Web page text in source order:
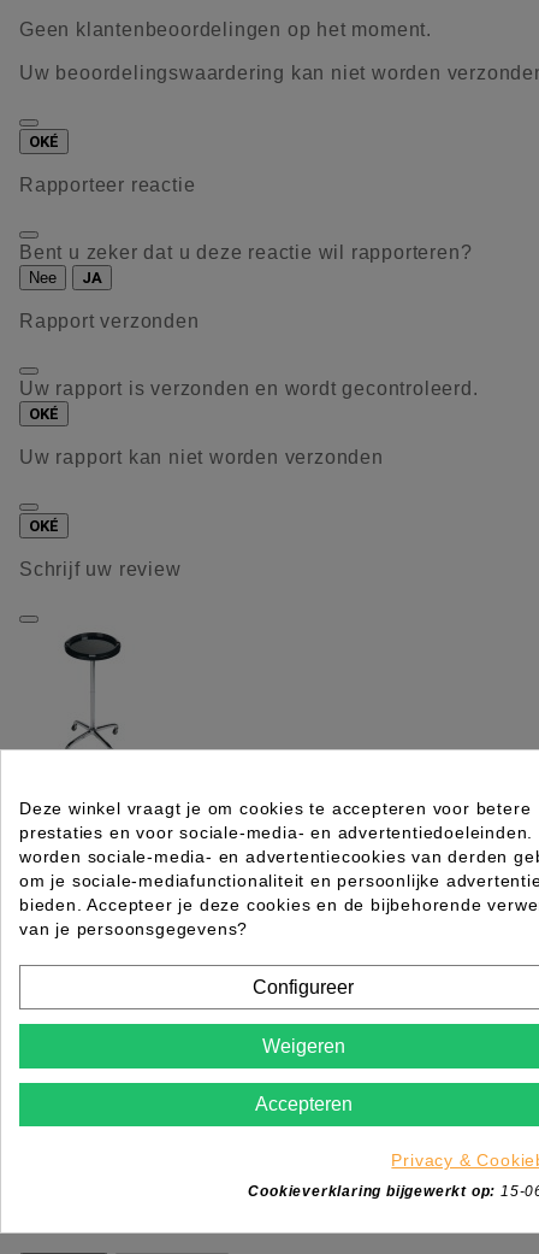
Geen klantenbeoordelingen op het moment.
Uw beoordelingswaardering kan niet worden
OKÉ
Rapporteer reactie
Bent u zeker dat u deze reactie wil rapporteren?
Nee JA
Rapport verzonden
Uw rapport is verzonden en wordt gecontroleerd.
OKÉ
Uw rapport kan niet worden verzonden
OKÉ
Schrijf uw review
WERKWAGEN ESCORT ROND ZWART SIBEL
Rating forQuality
Please choose a rating for your review.
Uw beoordeling
Enim quis fugiat consequat elit minim nisi eu
Deze winkel vraagt je om cookies te accepteren voor betere
prestaties en voor sociale-media- en advertentiedoeleinden.
worden sociale-media- en advertentiecookies van derden
om je sociale-mediafunctionaliteit en persoonlijke
bieden. Accepteer je deze cookies en de bijbehorende
van je persoonsgegevens?
Configureer
Weigeren
Accepteren
Privacy &
Cookieverklaring bijgewerkt op: 15-